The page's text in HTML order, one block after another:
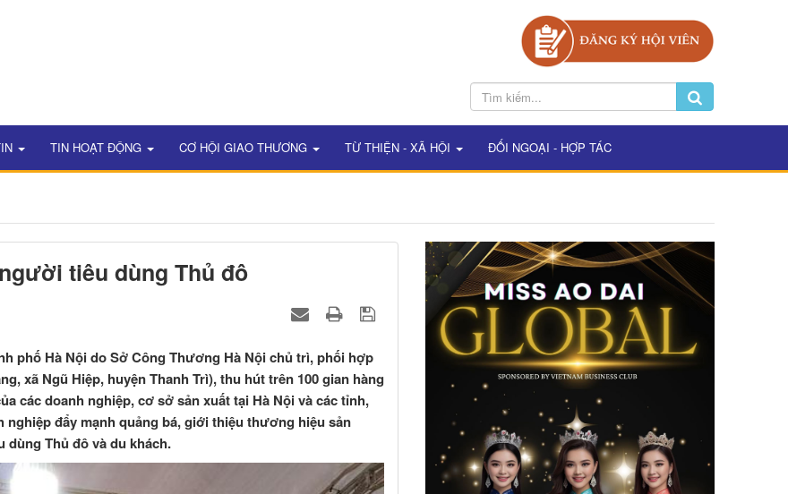
TIN HOẠT ĐỘNG CƠ HỘI GIAO THƯƠNG TỪ THIỆN - XÃ HỘI ĐỐI NGOẠI - HỢP TÁC
tiêu dùng Thủ đô
phố Hà Nội do Sở Công Thương Hà Nội chủ trì, phối hợp
xã Ngũ Hiệp, huyện Thanh Trì), thu hút trên 100 gian hàng
các doanh nghiệp, cơ sở sản xuất tại Hà Nội và các tỉnh,
đẩy mạnh quảng bá, giới thiệu thương hiệu sản
Thủ đô và du khách.